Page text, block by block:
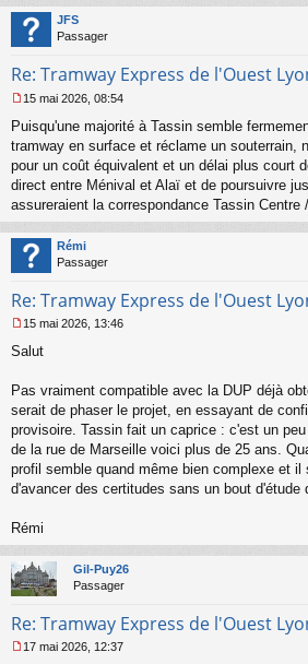
JFS
Passager
Re: Tramway Express de l'Ouest
e
s
g
e
n
o
n
l
15 mai 2026, 08:54
Puisqu'une majorité à Tassin semble
tramway en surface et réclame un souterrain,
pour un coût équivalent et un délai plus court
direct entre Ménival et Alaï et de poursuivre
assureraient la correspondance Tassin Centre
Rémi
Passager
Re: Tramway Express de l'Ouest
e
g
e
n
o
15 mai 2026, 13:46
Salut
Pas vraiment compatible avec la DUP déjà
serait de phaser le projet, en essayant de
provisoire. Tassin fait un caprice : c'est un
de la rue de Marseille voici plus de 25 ans.
profil semble quand même bien complexe et il
d'avancer des certitudes sans un bout d'étude
Rémi
Gil-Puy26
Passager
Re: Tramway Express de l'Ouest
17 mai 2026, 12:37